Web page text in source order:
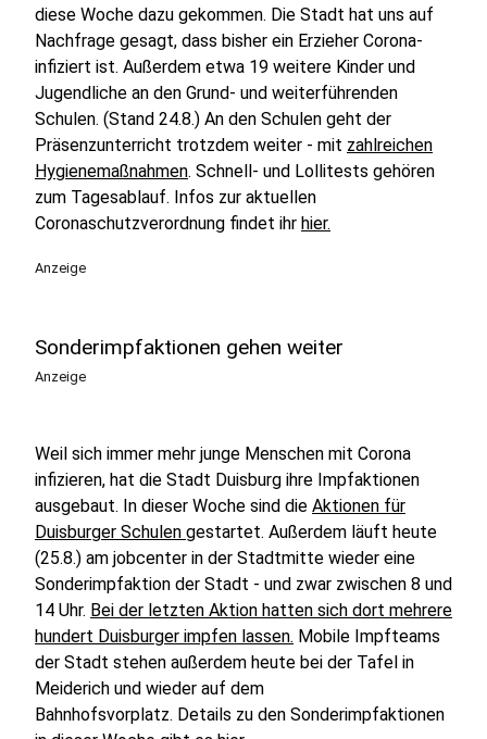
diese Woche dazu gekommen. Die Stadt hat uns auf
Nachfrage gesagt, dass bisher ein Erzieher Corona-
infiziert ist. Außerdem etwa 19 weitere Kinder und
Jugendliche an den Grund- und weiterführenden
Schulen. (Stand 24.8.) An den Schulen geht der
Präsenzunterricht trotzdem weiter - mit zahlreichen
Hygienemaßnahmen. Schnell- und Lollitests gehören
zum Tagesablauf. Infos zur aktuellen
Coronaschutzverordnung findet ihr hier.
Anzeige
Sonderimpfaktionen gehen weiter
Anzeige
Weil sich immer mehr junge Menschen mit Corona
infizieren, hat die Stadt Duisburg ihre Impfaktionen
ausgebaut. In dieser Woche sind die Aktionen für
Duisburger Schulen gestartet. Außerdem läuft heute
(25.8.) am jobcenter in der Stadtmitte wieder eine
Sonderimpfaktion der Stadt - und zwar zwischen 8 und
14 Uhr. Bei der letzten Aktion hatten sich dort mehrere
hundert Duisburger impfen lassen. Mobile Impfteams
der Stadt stehen außerdem heute bei der Tafel in
Meiderich und wieder auf dem
Bahnhofsvorplatz. Details zu den Sonderimpfaktionen